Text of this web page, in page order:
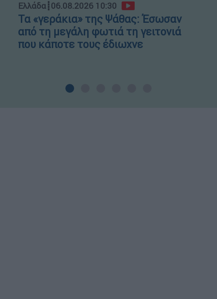
Ελλάδα┋06.08.2026 10:30
Τα «γεράκια» της Ψάθας: Έσωσαν
από τη μεγάλη φωτιά τη γειτονιά
που κάποτε τους έδιωχνε